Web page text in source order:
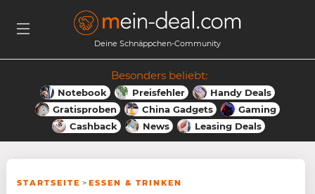
Deine Schnäppchen-Community
Besonders beliebt:
Notebook Preisfehler
Handy Deals
Gratisproben
China Gadgets
Gaming
Cashback
News Leasing Deals
STARTSEITE > ESSEN & TRINKEN